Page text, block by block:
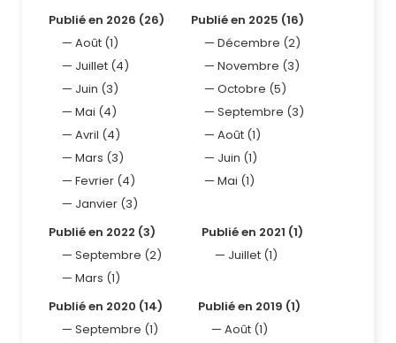
Publié en 2026 (26)
Août (1)
Juillet (4)
Juin (3)
Mai (4)
Avril (4)
Mars (3)
Fevrier (4)
Janvier (3)
Publié en 2025 (16)
Décembre (2)
Novembre (3)
Octobre (5)
Septembre (3)
Août (1)
Juin (1)
Mai (1)
Publié en 2022 (3)
Septembre (2)
Mars (1)
Publié en 2021 (1)
Juillet (1)
Publié en 2020 (14)
Septembre (1)
Publié en 2019 (1)
Août (1)